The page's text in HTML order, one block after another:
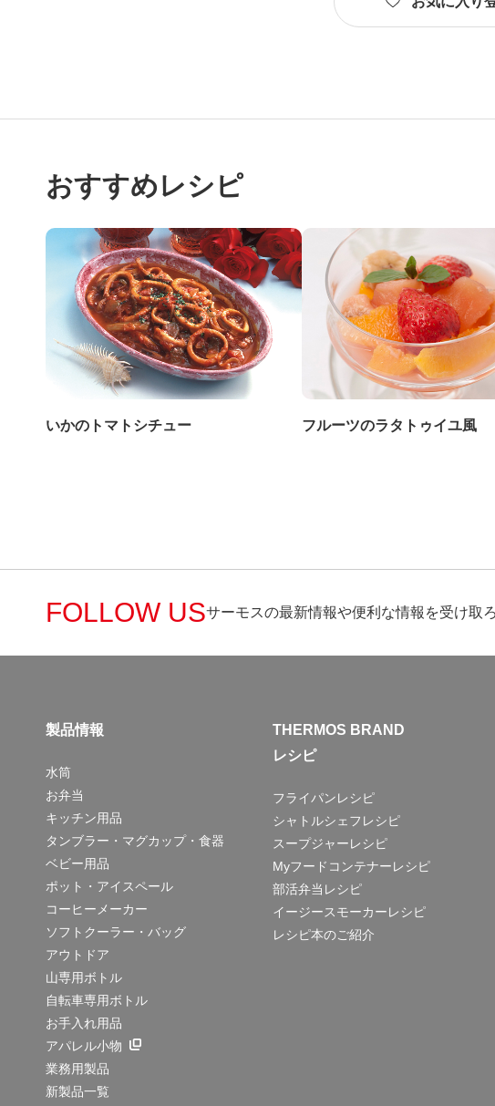
おすすめレシピ
いかのトマトシチュー フルーツのラタトゥイユ風
FOLLOW USサーモスの最新情報や便利な情報を受け取
製品情報
水筒
お弁当
キッチン用品
タンブラー・マグカップ・食器
ベビー用品
ポット・アイスペール
コーヒーメーカー
ソフトクーラー・バッグ
アウトドア
山専用ボトル
自転車専用ボトル
お手入れ用品
アパレル小物
業務用製品
新製品一覧
THERMOS BRAND
レシピ
フライパンレシピ
シャトルシェフレシピ
スープジャーレシピ
Myフードコンテナーレシピ
部活弁当レシピ
イージースモーカーレシピ
レシピ本のご紹介